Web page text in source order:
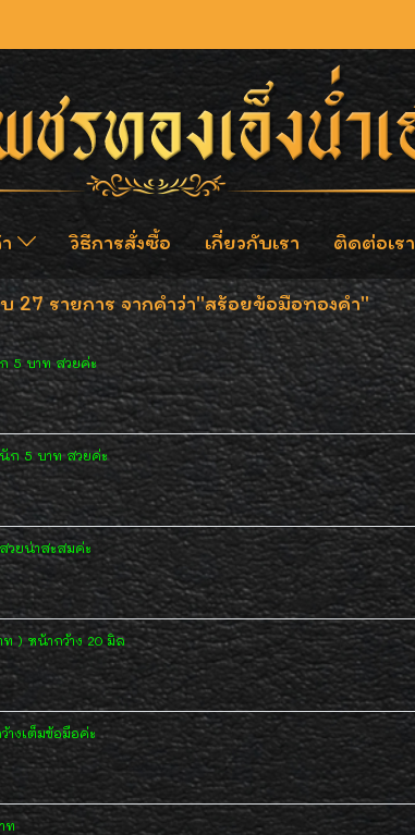
วิธีการสั่งซื้อ เกี่ยวกับเรา ติดต่อเรา
27 รายการ จากคำว่า"สร้อยข้อมือทองคำ"
5 บาท สวยค่ะ
ก 5 บาท สวยค่ะ
วยน่าสะสมค่ะ
) หน้ากว้าง 20 มิล
งเต็มข้อมือค่ะ
ท